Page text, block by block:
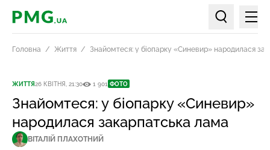
PMG.ua
Пошук по
Головна Життя Знайомтеся: у біопарку «Синевир» народилася
ЖИТТЯ26 КВІТНЯ, 21:30 1 901 ФОТО
Знайомтеся: у біопарку «Синевир»
народилася закарпатська лама
ВІТАЛІЙ ПЛАХОТНИЙ